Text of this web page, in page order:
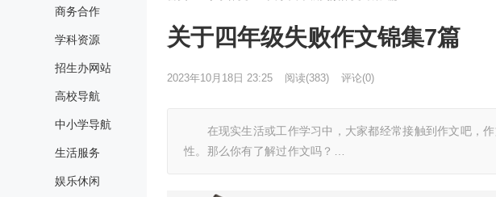
商务合作
学科资源
招生办网站
高校导航
中小学导航
生活服务
娱乐休闲
关于四年级失败作文锦集7篇
2023年10月18日 23:25 阅读(383) 评论(0)
在现实生活或工作学习中，大家都经常接触到作文吧，作
性。那么你有了解过作文吗？…